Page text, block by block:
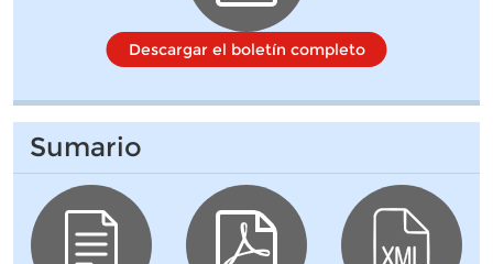
Descargar el boletín completo
Sumario